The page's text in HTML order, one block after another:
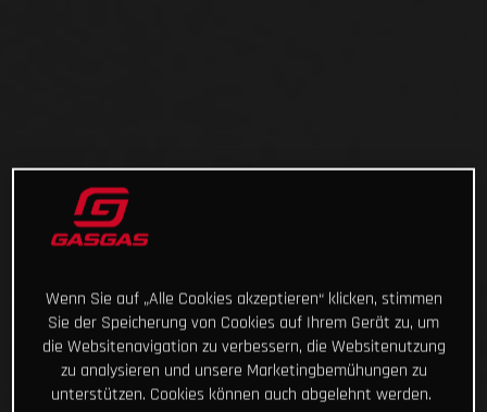
Wenn Sie auf „Alle Cookies akzeptieren“ klicken, stimmen
Sie der Speicherung von Cookies auf Ihrem Gerät zu, um
die Websitenavigation zu verbessern, die Websitenutzung
zu analysieren und unsere Marketingbemühungen zu
unterstützen. Cookies können auch abgelehnt werden.